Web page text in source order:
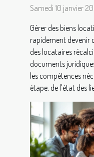
Samedi 10 janvier
Gérer des biens
rapidement devenir
des locataires
documents
les compétences
étape, de l'état des